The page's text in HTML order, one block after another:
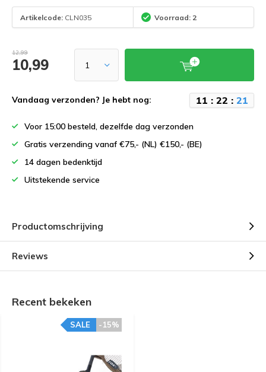
Artikelcode: CLN035 Voorraad: 2
12,99
10,99
Vandaag verzonden? Je hebt nog: 11 : 22 : 21
Voor 15:00 besteld, dezelfde dag verzonden
Gratis verzending vanaf €75,- (NL) €150,- (BE)
14 dagen bedenktijd
Uitstekende service
Productomschrijving
Reviews
Recent bekeken
-15%
SALE